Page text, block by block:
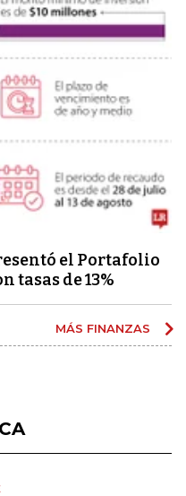
el Portafolio
tasas de 13%
MÁS FINANZAS